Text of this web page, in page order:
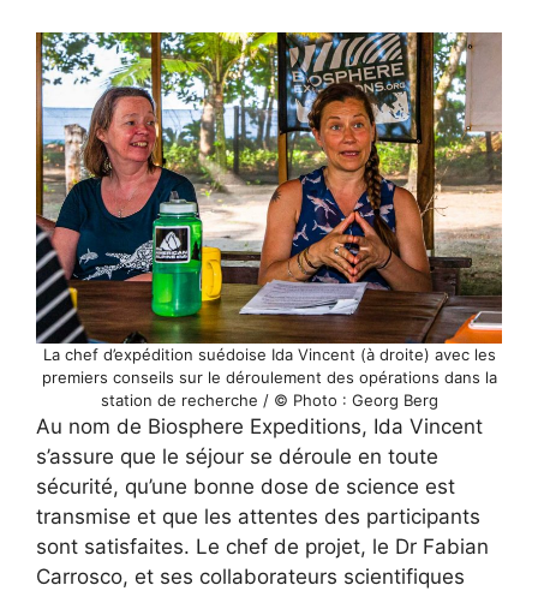
La chef d’expédition suédoise Ida Vincent (à droite) avec les
premiers conseils sur le déroulement des opérations dans la
station de recherche / © Photo : Georg Berg
Au nom de Biosphere Expeditions, Ida Vincent
s’assure que le séjour se déroule en toute
sécurité, qu’une bonne dose de science est
transmise et que les attentes des participants
sont satisfaites. Le chef de projet, le Dr Fabian
Carrosco, et ses collaborateurs scientifiques